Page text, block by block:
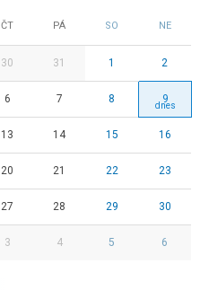
ČT PÁ SO NE
30 31 1 2
6 7 8 9
13 14 15 16
20 21 22 23
27 28 29 30
3 4 5 6